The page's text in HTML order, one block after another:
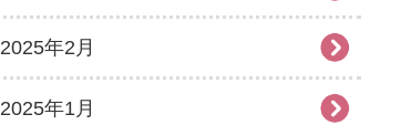
2025年2月
2025年1月